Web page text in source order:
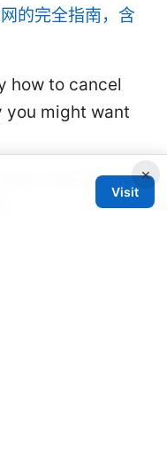
的完全指南，含
how to cancel
you might want
器下載安裝與使×
Visit